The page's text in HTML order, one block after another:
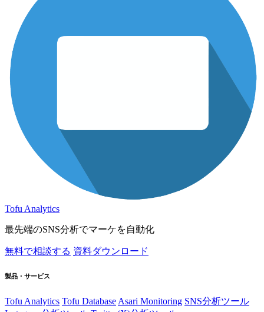
Tofu Analytics
最先端のSNS分析でマーケを自動化
無料で相談する 資料ダウンロード
製品・サービス
Tofu Analytics Tofu Database Asari Monitoring SNS分析ツール